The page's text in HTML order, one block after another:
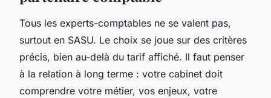
Tous les experts-comptables ne se valent pas,
surtout en SASU. Le choix se joue sur des critères
précis, bien au-delà du tarif affiché. Il faut penser
à la relation à long terme : votre cabinet doit
comprendre votre métier, vos enjeux, votre